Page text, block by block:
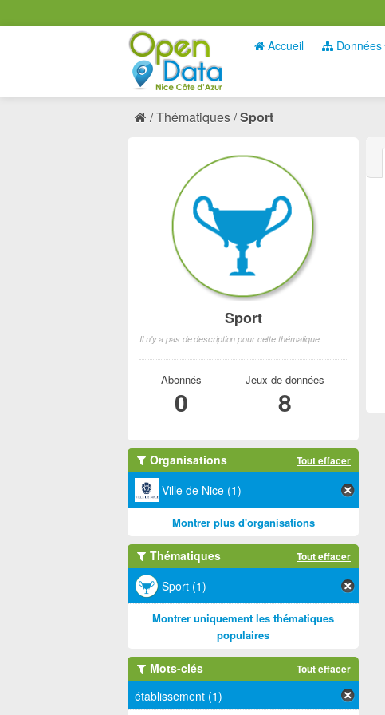
Accueil Données
Thématiques Sport
Sport
Il n'y a pas de description pour cette thématique
Abonnés
0
Jeux de données
8
Organisations Tout effacer
Ville de Nice (1)
Montrer plus d'organisations
Thématiques Tout effacer
Sport (1)
Montrer uniquement les thématiques
populaires
Mots-clés Tout effacer
établissement (1)